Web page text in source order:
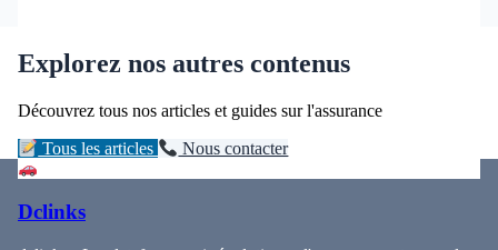
Explorez nos autres contenus
Découvrez tous nos articles et guides sur l'assurance
Tous les articles Nous contacter
Dclinks